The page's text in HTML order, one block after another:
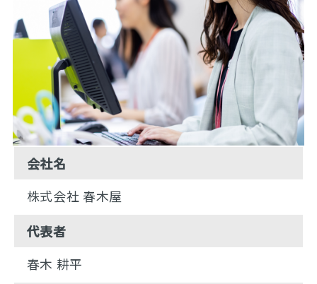
会社名
株式会社 春木屋
代表者
春木 耕平